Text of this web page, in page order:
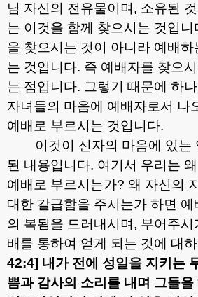
님 자신의 전유물이며 , 소유된
는 이것을 함께 찾으시는 것입니
을 찾으시는 것이 아니라 예배하
는 것입니다. 즉 예배자를 찾으
는 점입니다. 그렇기 때문에 하
자녀들의 마음에 예배자로서 나
예배로 부르시는 것입니다.
이것이 신자의 마음에 있는
된 내용입니다. 여기서 우리는
예배로 부르시는가? 왜 자신의
대한 갈급함을 주시는가 하면 예
의 복됨을 드러내시며 , 부어주시
배를 통하여 얻게 되는 것에 대하
42:4] 내가 전에 성일을 지키는
쁨과 감사의 소리를 내며 그들